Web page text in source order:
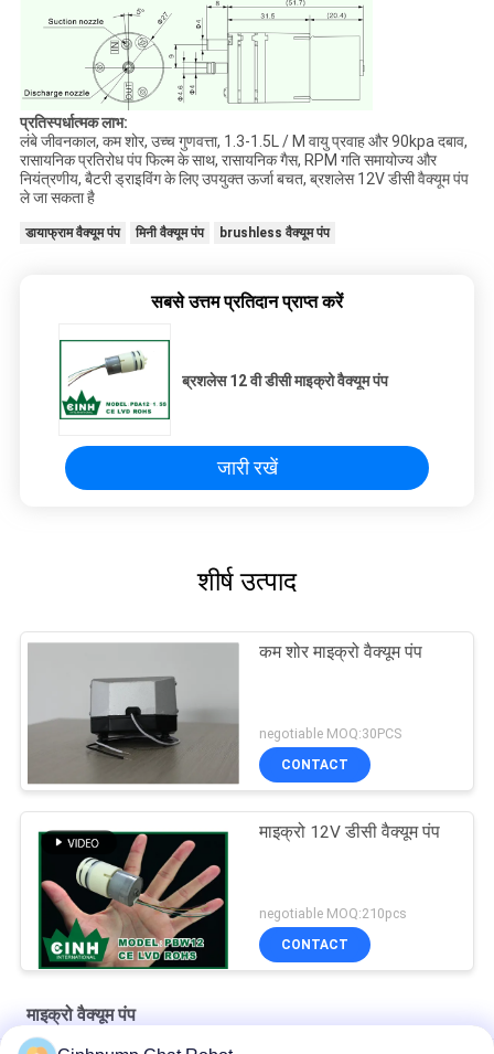
प्रतिस्पर्धात्मक लाभ:
लंबे जीवनकाल, कम शोर, उच्च गुणवत्ता, 1.3-1.5L / M वायु प्रवाह और 90kpa दबाव,
रासायनिक प्रतिरोध पंप फिल्म के साथ, रासायनिक गैस, RPM गति समायोज्य और
नियंत्रणीय, बैटरी ड्राइविंग के लिए उपयुक्त ऊर्जा बचत, ब्रशलेस 12V डीसी वैक्यूम पंप
ले जा सकता है
डायाफ्राम वैक्यूम पंप मिनी वैक्यूम पंप brushless वैक्यूम पंप
सबसे उत्तम प्रतिदान प्राप्त करें
ब्रशलेस 12 वी डीसी माइक्रो वैक्यूम पंप
जारी रखें
शीर्ष उत्पाद
कम शोर माइक्रो वैक्यूम पंप
negotiable MOQ:30PCS
CONTACT
माइक्रो 12V डीसी वैक्यूम पंप
negotiable MOQ:210pcs
CONTACT
माइक्रो वैक्यूम पंप